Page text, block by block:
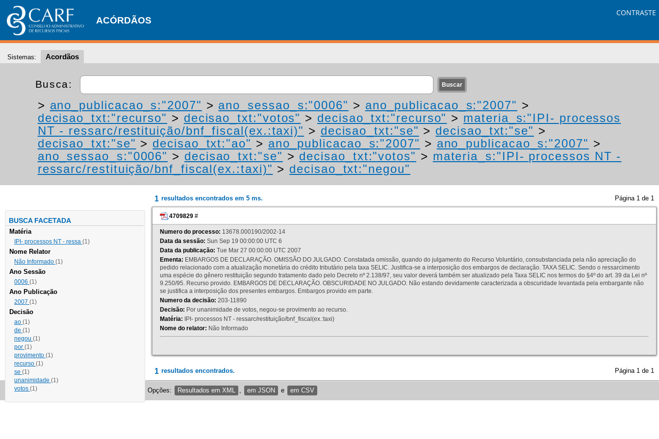
ACÓRDÃOS
CONTRASTE
Sistemas: Acordãos
Busca:
> ano_publicacao_s:"2007" > ano_sessao_s:"0006" > ano_publicacao_s:"2007" >
decisao_txt:"recurso" > decisao_txt:"votos" > decisao_txt:"recurso" > materia_s:"IPI- processos
NT - ressarc/restituição/bnf_fiscal(ex.:taxi)" > decisao_txt:"se" > decisao_txt:"se" >
decisao_txt:"se" > decisao_txt:"ao" > ano_publicacao_s:"2007" > ano_publicacao_s:"2007" >
ano_sessao_s:"0006" > decisao_txt:"se" > decisao_txt:"votos" > materia_s:"IPI- processos NT -
ressarc/restituição/bnf_fiscal(ex.:taxi)" > decisao_txt:"negou"
BUSCA FACETADA
Matéria
IPI- processos NT - ressa (1)
Nome Relator
Não Informado (1)
Ano Sessão
0006 (1)
Ano Publicação
2007 (1)
Decisão
ao (1)
de (1)
negou (1)
por (1)
provimento (1)
recurso (1)
se (1)
unanimidade (1)
votos (1)
1 resultados encontrados em 5 ms. Página 1 de 1
4709829 #
Numero do processo: 13678.000190/2002-14
Data da sessão: Sun Sep 19 00:00:00 UTC 6
Data da publicação: Tue Mar 27 00:00:00 UTC 2007
Ementa: EMBARGOS DE DECLARAÇÃO. OMISSÃO DO JULGADO. Constatada omissão, quando do julgamento do Recurso Voluntário, consubstanciada pela não apreciação do
pedido relacionado com a atualização monetária do crédito tributário pela taxa SELIC. Justifica-se a interposição dos embargos de declaração. TAXA SELIC. Sendo o ressarcimento
uma espécie do gênero restituição segundo tratamento dado pelo Decreto nº 2.138/97, seu valor deverá também ser atualizado pela Taxa SELIC nos termos do §4º do art. 39 da Lei nº
9.250/95. Recurso provido. EMBARGOS DE DECLARAÇÃO. OBSCURIDADE NO JULGADO. Não estando devidamente caracterizada a obscuridade levantada pela embargante não
se justifica a interposição dos presentes embargos. Embargos provido em parte.
Numero da decisão: 203-11890
Decisão: Por unanimidade de votos, negou-se provimento ao recurso.
Matéria: IPI- processos NT - ressarc/restituição/bnf_fiscal(ex.:taxi)
Nome do relator: Não Informado
1 resultados encontrados. Página 1 de 1
Opções: Resultados em XML em JSON e em CSV